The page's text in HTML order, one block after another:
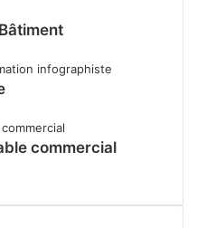
commercial